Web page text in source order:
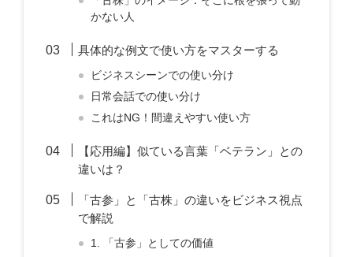
かない人
具体的な例文で使い方をマスターする
ビジネスシーンでの使い分け
日常会話での使い分け
これはNG！間違えやすい使い方
【応用編】似ている言葉「ベテラン」との
違いは？
「古参」と「古株」の違いをビジネス視点
で解説
1. 「古参」としての価値